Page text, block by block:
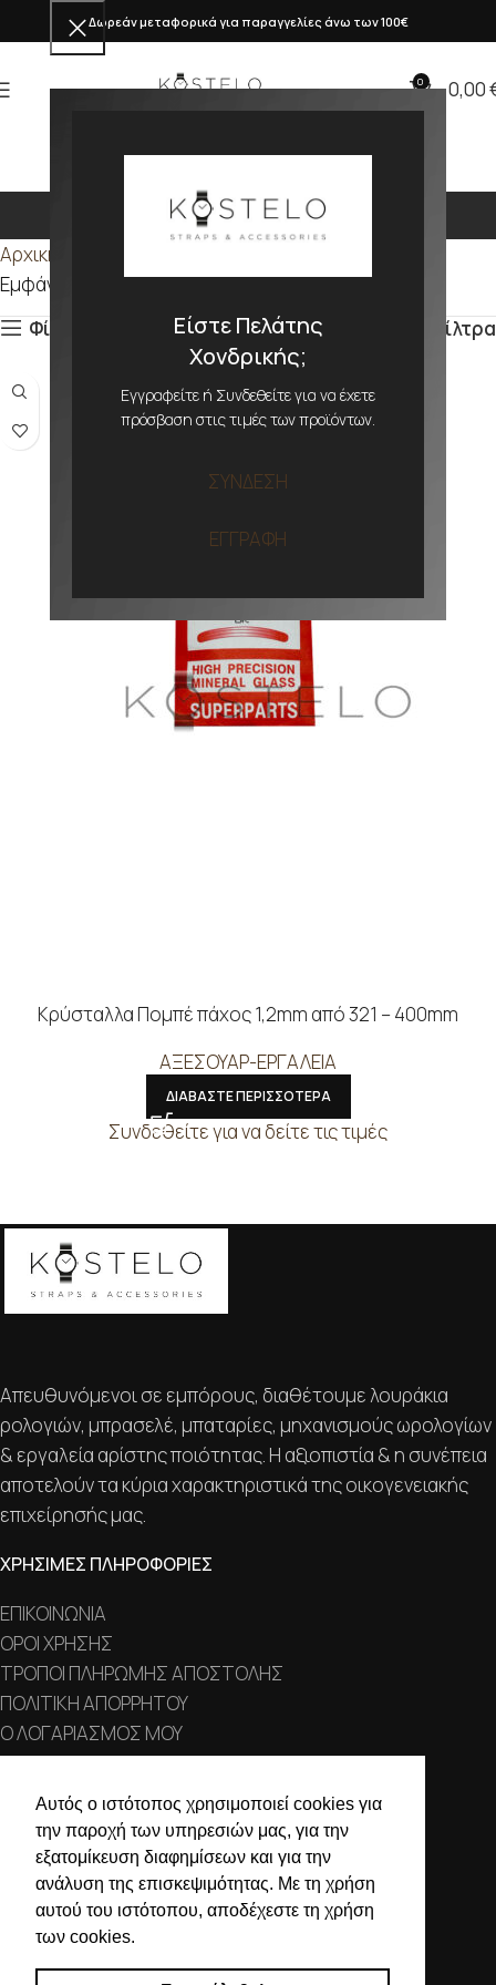
Είστε Πελάτης
Χονδρικής;
Εγγραφείτε ή Συνδεθείτε για να έχετε
πρόσβαση στις τιμές των προϊόντων.
ΣΥΝΔΕΣΗ
ΕΓΓΡΑΦΗ
Αυτός ο ιστότοπος χρησιμοποιεί cookies για
την παροχή των υπηρεσιών μας, για την
εξατομίκευση διαφημίσεων και για την
ανάλυση της επισκεψιμότητας. Με τη χρήση
αυτού του ιστότοπου, αποδέχεστε τη χρήση
των cookies.
Δωρεάν μεταφορικά για παραγγελίες άνω των 100€
0 0,00
369mm
Αρχική σελίδα
Εμφάνιση του μοναδικού αποτελέσματος
Φίλτρα
Φίλτρα
Κρύσταλλα Πομπέ πάχος 1,2mm από 321 – 400mm
ΑΞΕΣΟΥΑΡ-ΕΡΓΑΛΕΙΑ
ΔΙΑΒΑΣΤΕ ΠΕΡΙΣΣΟΤΕΡΑ
Συνδεθείτε για να δείτε τις τιμές
Απευθυνόμενοι σε εμπόρους, διαθέτουμε λουράκια
ρολογιών, μπρασελέ, μπαταρίες, μηχανισμούς ωρολογίων
& εργαλεία αρίστης ποιότητας. Η αξιοπιστία & η συνέπεια
αποτελούν τα κύρια χαρακτηριστικά της οικογενειακής
επιχείρησής μας.
ΧΡΗΣΙΜΕΣ ΠΛΗΡΟΦΟΡΙΕΣ
ΕΠΙΚΟΙΝΩΝΙΑ
ΟΡΟΙ ΧΡΗΣΗΣ
ΤΡΟΠΟΙ ΠΛΗΡΩΜΗΣ ΑΠΟΣΤΟΛΗΣ
ΠΟΛΙΤΙΚΗ ΑΠΟΡΡΗΤΟΥ
Ο ΛΟΓΑΡΙΑΣΜΟΣ ΜΟΥ
Χαλκιδικής 19, 546 43,
Θεσσαλονίκη
2310 839 188
2310 850 606